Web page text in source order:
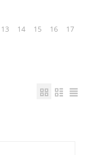
13 14 15 16 17